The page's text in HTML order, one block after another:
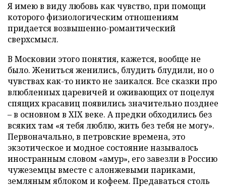
Я имею в виду любовь как чувство, при помощи
которого физиологическим отношениям
придается возвышенно-романтический
сверхсмысл.
В Московии этого понятия, кажется, вообще не
было. Жениться женились, блудить блудили, но о
чувствах как-то никто не заикался. Все сказки про
влюбленных царевичей и оживающих от поцелуя
спящих красавиц появились значительно позднее
– в основном в XIXвеке. А предки обходились без
всяких там «я тебя люблю, жить без тебя не могу».
Первоначально, в петровские времена, это
экзотическое и модное состояние называлось
иностранным словом «амур», его завезли в Россию
чужеземцы вместе с алонжевыми париками,
земляным яблоком и кофеем. Предаваться столь